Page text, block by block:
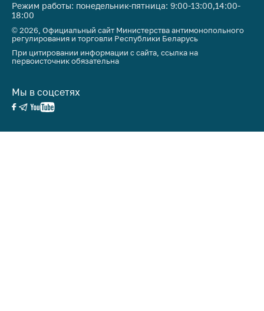
Режим работы: понедельник-пятница: 9:00-13:00,14:00-
18:00
© 2026, Официальный сайт Министерства антимонопольного
регулирования и торговли Республики Беларусь
При цитировании информации с сайта, ссылка на
первоисточник обязательна
Мы в соцсетях